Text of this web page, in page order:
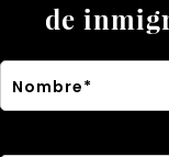
de